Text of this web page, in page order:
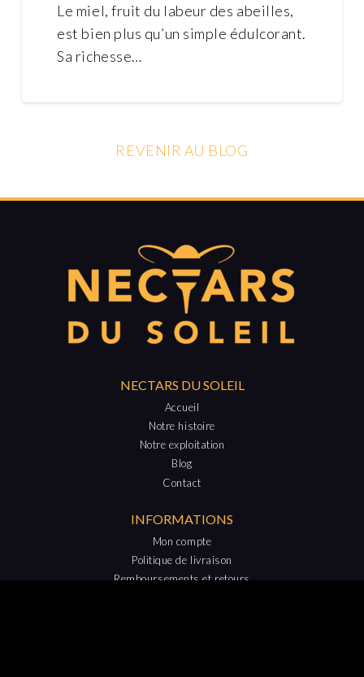
Le miel, fruit du labeur des abeilles,
est bien plus qu’un simple édulcorant.
Sa richesse…
REVENIR AU BLOG
NECTARS DU SOLEIL
Accueil
Notre histoire
Notre exploitation
Blog
Contact
INFORMATIONS
Mon compte
Politique de livraison
Remboursements et retours